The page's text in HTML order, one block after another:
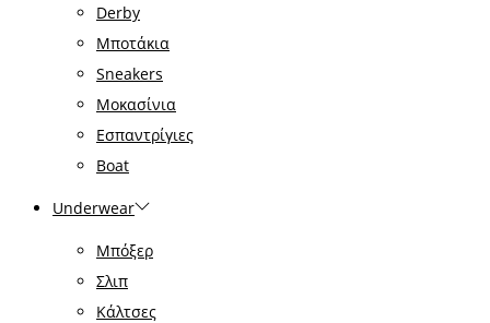
Derby
Μποτάκια
Sneakers
Μοκασίνια
Εσπαντρίγιες
Boat
Underwear
Μπόξερ
Σλιπ
Κάλτσες